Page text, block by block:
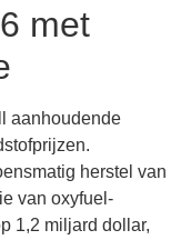
met
aanhoudende
herstel van
van oxyfuel-
1,2 miljard dollar,